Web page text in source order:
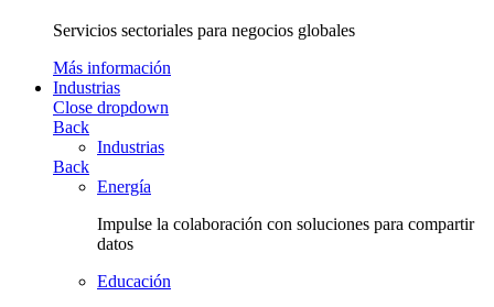
Servicios sectoriales para negocios globales
Más información
Industrias
Close dropdown
Back
Industrias
Back
Energía
Impulse la colaboración con soluciones para compartir
datos
Educación